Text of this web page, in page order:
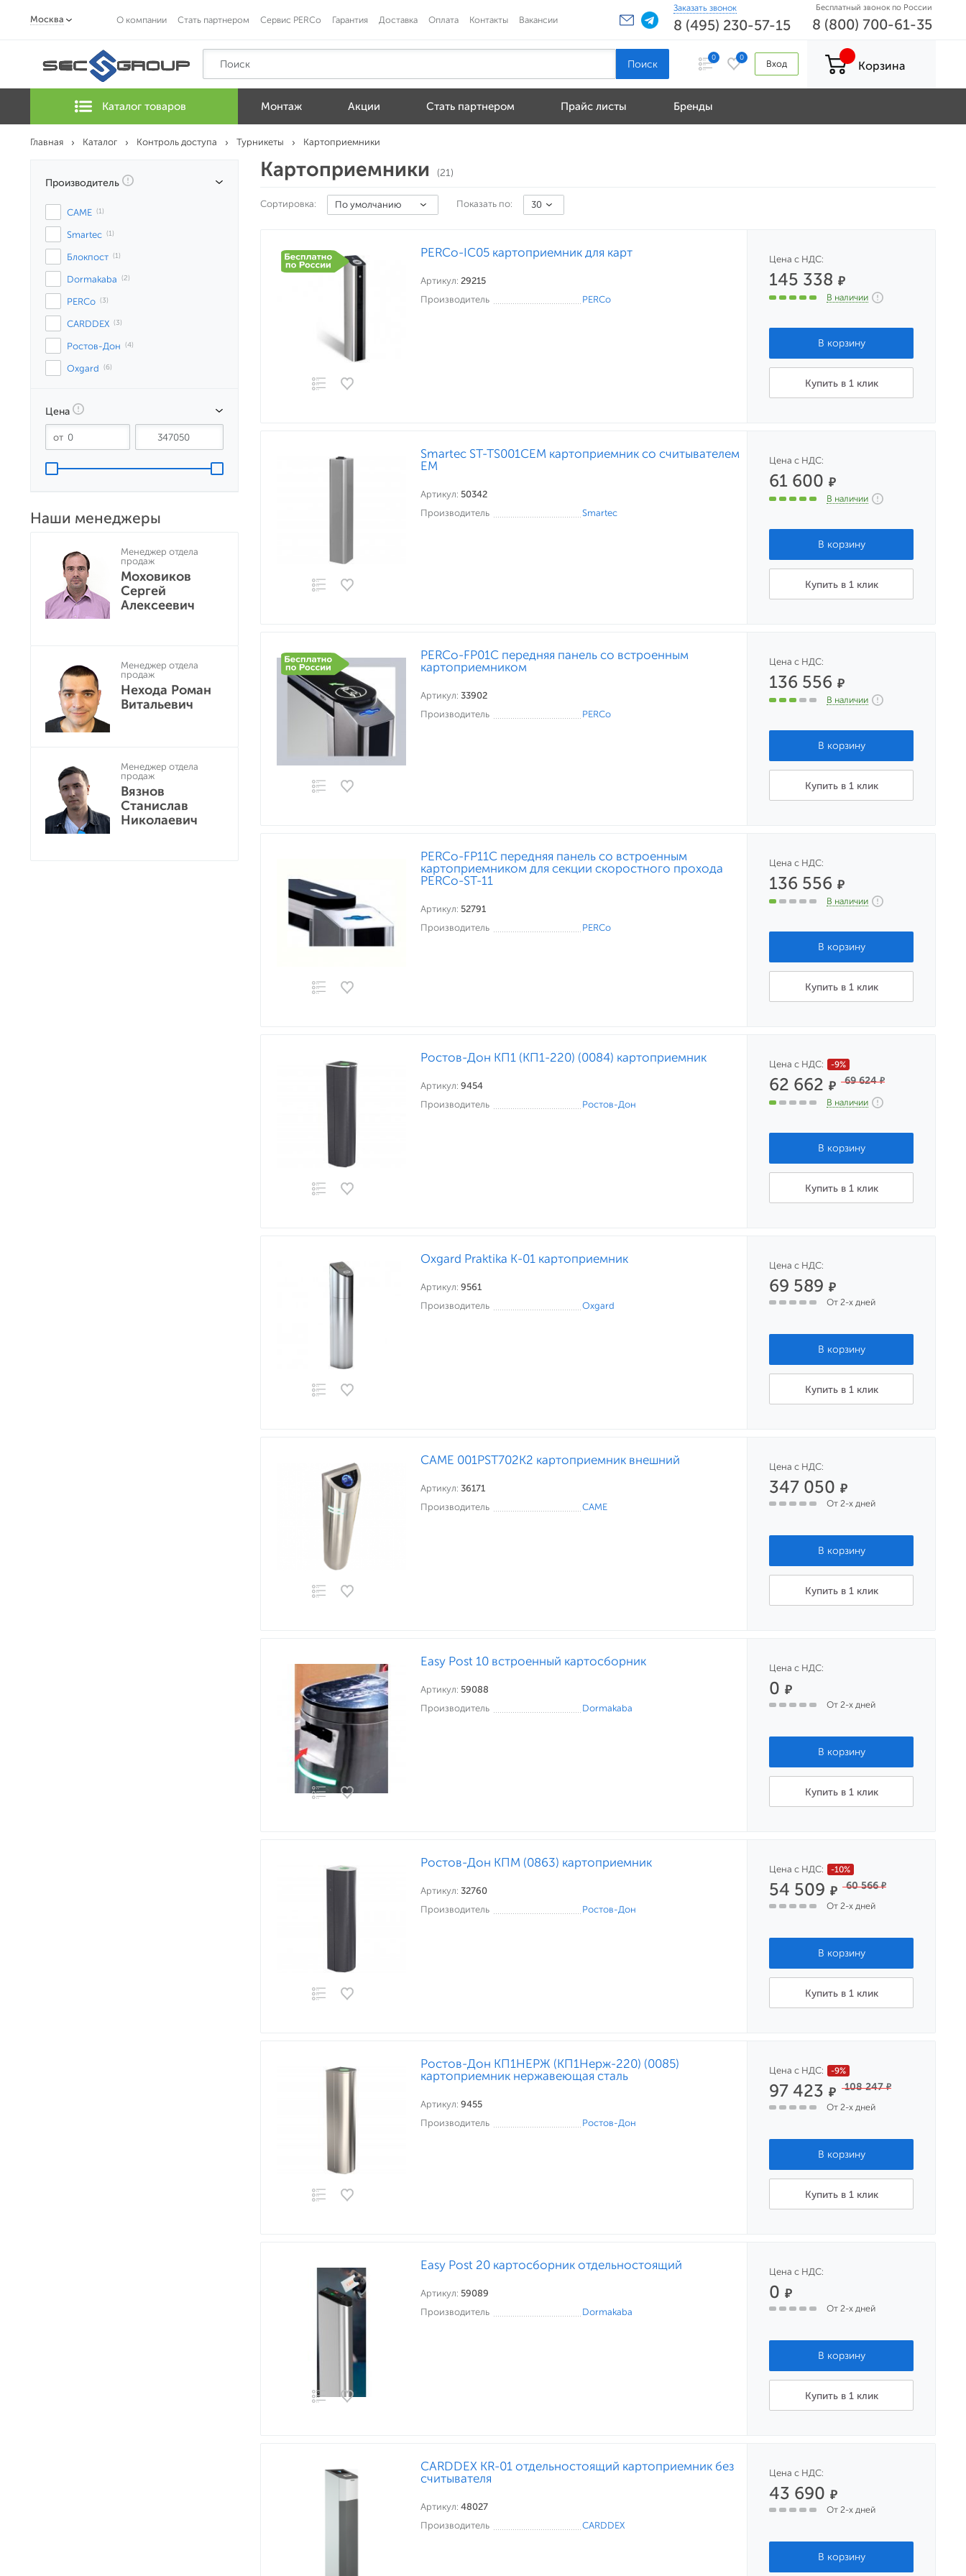
Москва О компании Стать партнером Сервис PERCo Гарантия Доставка Оплата Контакты Вакансии
Заказать звонок
8 (495) 230-57-15
Бесплатный звонок по России
8 (800) 700-61-35
0 0
Вход Корзина
Каталог товаров Монтаж Акции Стать партнером Прайс листы Бренды
Главная Каталог Контроль доступа Турникеты Картоприемники
Производитель
CAME (1)
Smartec (1)
Блокпост (1)
Dormakaba (2)
PERCo (3)
CARDDEX (3)
Ростов-Дон (4)
Oxgard (6)
Цена
Наши менеджеры
Менеджер отдела
продаж
Моховиков
Сергей
Алексеевич
Менеджер отдела
продаж
Нехода Роман
Витальевич
Менеджер отдела
продаж
Вязнов
Станислав
Николаевич
Картоприемники (21)
Сортировка: По умолчанию Показать по: 30
PERCo-IC05 картоприемник для карт
Артикул: 29215
Производитель
PERCo
Цена с НДС:
145 338₽
В наличии
Купить в 1 клик
Smartec ST-TS001CEM картоприемник со считывателем
EM
Артикул: 50342
Производитель
Smartec
Цена с НДС:
61 600₽
В наличии
Купить в 1 клик
PERCo-FP01C передняя панель со встроенным
картоприемником
Артикул: 33902
Производитель
PERCo
Цена с НДС:
136 556₽
В наличии
Купить в 1 клик
PERCo-FP11C передняя панель со встроенным
картоприемником для секции скоростного прохода
PERCo-ST-11
Артикул: 52791
Производитель
PERCo
Цена с НДС:
136 556₽
В наличии
Купить в 1 клик
Ростов-Дон КП1 (КП1-220) (0084) картоприемник
Артикул: 9454
Производитель
Ростов-Дон
Цена с НДС: -9%
62 662₽ 69 624₽
В наличии
Купить в 1 клик
Oxgard Praktika K-01 картоприемник
Артикул: 9561
Производитель
Oxgard
Цена с НДС:
69 589₽
От 2-х дней
Купить в 1 клик
CAME 001PST702K2 картоприемник внешний
Артикул: 36171
Производитель
CAME
Цена с НДС:
347 050₽
От 2-х дней
Купить в 1 клик
Easy Post 10 встроенный картосборник
Артикул: 59088
Производитель
Dormakaba
Цена с НДС:
0₽
От 2-х дней
Купить в 1 клик
Ростов-Дон КПМ (0863) картоприемник
Артикул: 32760
Производитель
Ростов-Дон
Цена с НДС: -10%
54 509₽ 60 566₽
От 2-х дней
Купить в 1 клик
Ростов-Дон КП1НЕРЖ (КП1Нерж-220) (0085)
картоприемник нержавеющая сталь
Артикул: 9455
Производитель
Ростов-Дон
Цена с НДС: -9%
97 423₽ 108 247₽
От 2-х дней
Купить в 1 клик
Easy Post 20 картосборник отдельностоящий
Артикул: 59089
Производитель
Dormakaba
Цена с НДС:
0₽
От 2-х дней
Купить в 1 клик
CARDDEX KR-01 отдельностоящий картоприемник без
считывателя
Артикул: 48027
Производитель
CARDDEX
Цена с НДС:
43 690₽
От 2-х дней